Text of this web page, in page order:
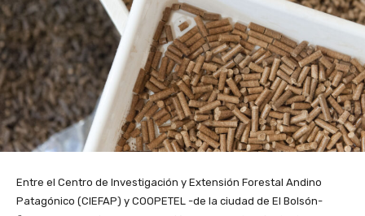
Entre el Centro de Investigación y Extensión Forestal Andino
Patagónico (CIEFAP) y COOPETEL -de la ciudad de El Bolsón-